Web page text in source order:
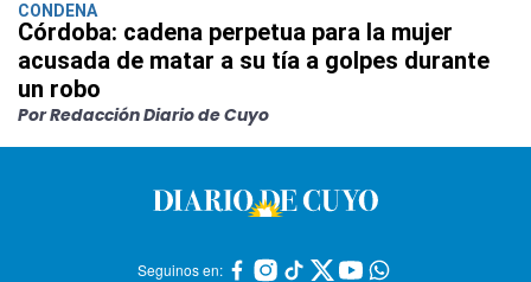
CONDENA
Córdoba: cadena perpetua para la mujer
acusada de matar a su tía a golpes durante
un robo
Por Redacción Diario de Cuyo
Seguinos en: